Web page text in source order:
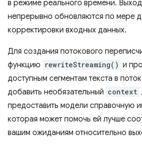
в режиме реального времени.
непрерывно обновляются по мере
корректировки входных данных.
Для создания потокового
функцию rewriteStreaming() и
доступным сегментам текста в
добавить необязательный context
предоставить модели справочную
которая может помочь ей лучше
вашим ожиданиям относительно